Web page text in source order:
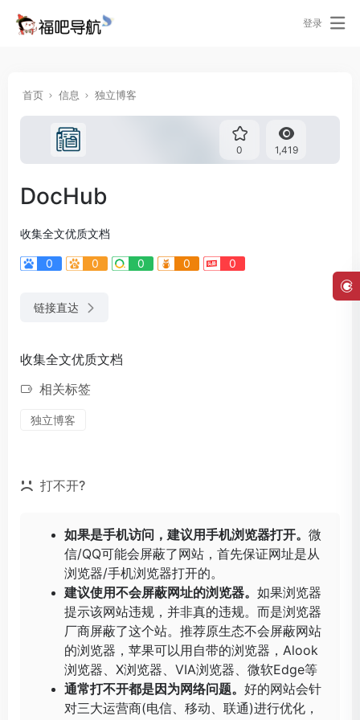
登录
首页 信息 独立博客
0 1,419
DocHub
收集全文优质文档
0 0 0 0 0
链接直达
收集全文优质文档
相关标签
独立博客
打不开?
如果是手机访问，建议用手机浏览器打开。 微
信/QQ可能会屏蔽了网站，首先保证网址是从
浏览器/手机浏览器打开的。
建议使用不会屏蔽网址的浏览器。 如果浏览器
提示该网站违规，并非真的违规。而是浏览器
厂商屏蔽了这个站。推荐原生态不会屏蔽网站
的浏览器，苹果可以用自带的浏览器， Alook
浏览器
X浏览器 VIA浏览器 微软Edge等
通常打不开都是因为网络问题。 好的网站会针
对三大运营商(电信、移动、联通)进行优化，